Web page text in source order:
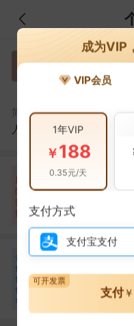
齐 齐岳
安迅捷集装箱码头
简介：齐岳，安迅捷集装
人
风
险
扫
描
自身风险
暂无风险
合
作
伙
伴
17
赵德森
青岛前湾联合集装箱码
成为VIP
VIP会员
1年VIP
￥188
0.35元/天
支付方式
支付宝支付
支付￥
可开发票